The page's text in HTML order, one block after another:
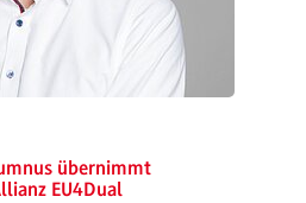
übernimmt
EU4Dual